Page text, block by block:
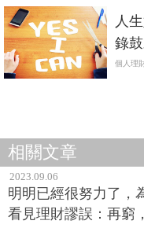
人
錄
個人理
相關文章
2023.09.06
明明已經很努力了，
看見理財謬誤：再窮